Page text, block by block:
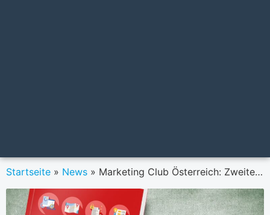
Startseite » News » Marketing Club Österreich: Zweite Auflage des „Handbuch Digitales Marketing“ ab sofort erhältlich